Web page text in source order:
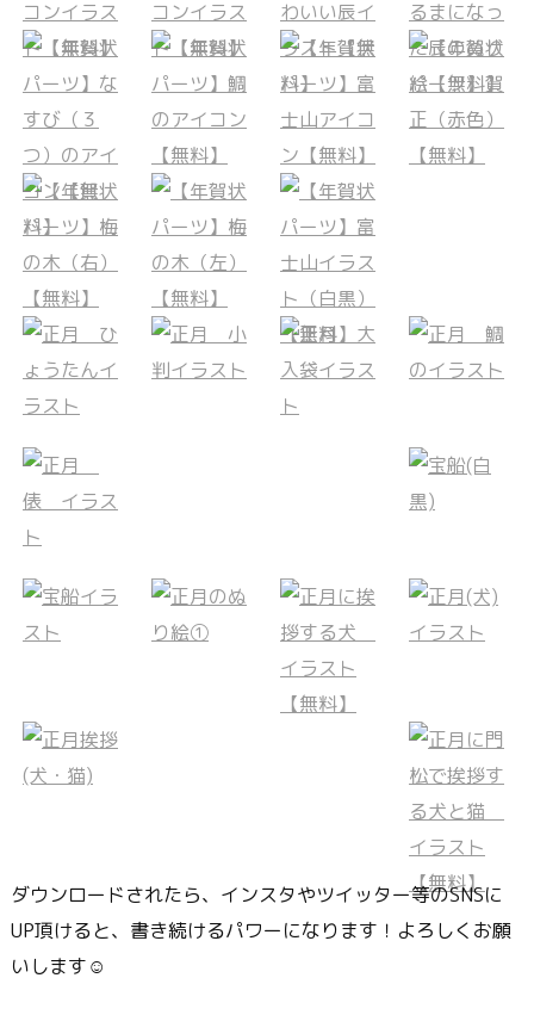
ダウンロードされたら、インスタやツイッター等のSNSに
UP頂けると、書き続けるパワーになります！よろしくお願
いします☺